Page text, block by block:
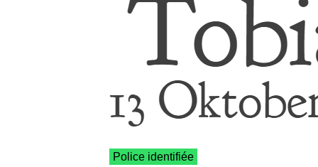
Police identifiée